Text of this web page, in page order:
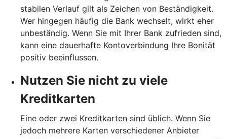
stabilen Verlauf gilt als Zeichen von Beständigkeit.
Wer hingegen häufig die Bank wechselt, wirkt eher
unbeständig. Wenn Sie mit Ihrer Bank zufrieden sind,
kann eine dauerhafte Kontoverbindung Ihre Bonität
positiv beeinflussen.
Nutzen Sie nicht zu viele
Kreditkarten
Eine oder zwei Kreditkarten sind üblich. Wenn Sie
jedoch mehrere Karten verschiedener Anbieter